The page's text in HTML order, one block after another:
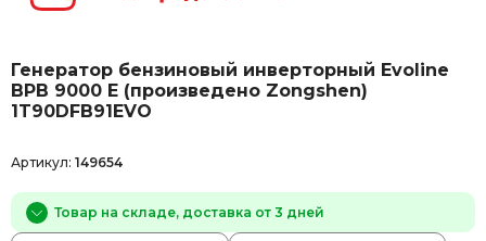
Генератор бензиновый инверторный Evoline
BPB 9000 E (произведено Zongshen)
1T90DFB91EVO
Артикул: 149654
Товар на складе, доставка от 3 дней